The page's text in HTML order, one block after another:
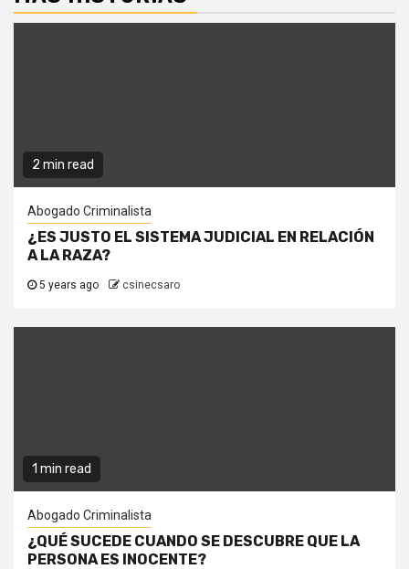
2 min read
Abogado Criminalista
¿ES JUSTO EL SISTEMA JUDICIAL EN RELACIÓN
A LA RAZA?
5 years ago csinecsaro
1 min read
Abogado Criminalista
¿QUÉ SUCEDE CUANDO SE DESCUBRE QUE LA
PERSONA ES INOCENTE?